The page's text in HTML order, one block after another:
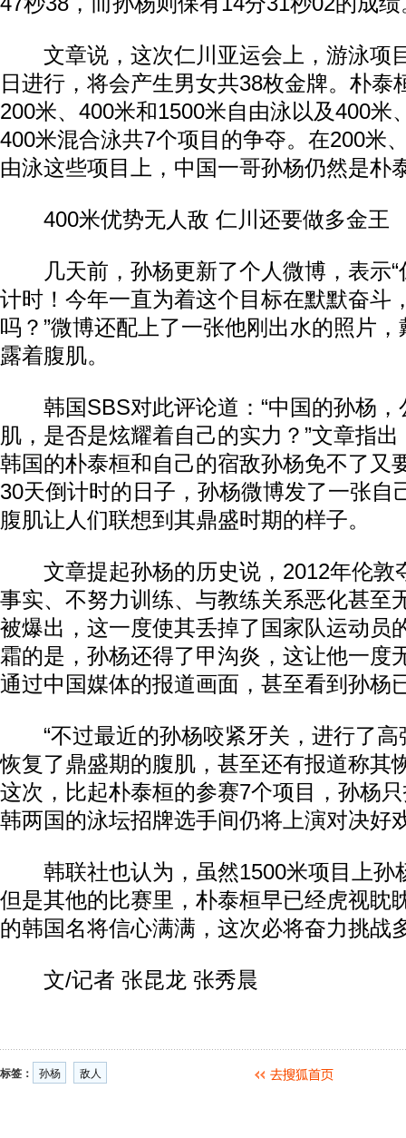
文章说，这次仁川亚运会上，游泳项
日进行，将会产生男女共38枚金牌。朴泰
200米、400米和1500米自由泳以及400米
400米混合泳共7个项目的争夺。在200米
由泳这些项目上，中国一哥孙杨仍然是朴
400米优势无人敌 仁川还要做多金王
几天前，孙杨更新了个人微博，表示“
计时！今年一直为着这个目标在默默奋斗
吗？”微博还配上了一张他刚出水的照片
露着腹肌。
韩国SBS对此评论道：“中国的孙杨，
肌，是否是炫耀着自己的实力？”文章指
韩国的朴泰桓和自己的宿敌孙杨免不了又
30天倒计时的日子，孙杨微博发了一张自
腹肌让人们联想到其鼎盛时期的样子。
文章提起孙杨的历史说，2012年伦敦
事实、不努力训练、与教练关系恶化甚至
被爆出，这一度使其丢掉了国家队运动员
霜的是，孙杨还得了甲沟炎，这让他一度
通过中国媒体的报道画面，甚至看到孙杨
“不过最近的孙杨咬紧牙关，进行了高
恢复了鼎盛期的腹肌，甚至还有报道称其
这次，比起朴泰桓的参赛7个项目，孙杨
韩两国的泳坛招牌选手间仍将上演对决好
韩联社也认为，虽然1500米项目上孙
但是其他的比赛里，朴泰桓早已经虎视眈
的韩国名将信心满满，这次必将奋力挑战
文/记者 张昆龙 张秀晨
标签： 孙杨 敌人